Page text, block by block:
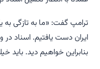
ترامپ گفت: «ما به تازگی به
ایران دست یافتیم. اسناد در
بنابراین خواهیم دید. باید